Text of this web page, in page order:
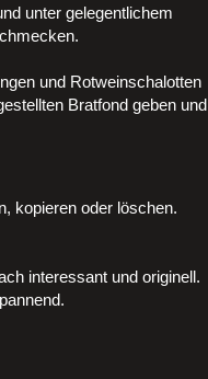
unter gelegentlichem
und Rotweinschalotten
Bratfond geben und
kopieren oder löschen.
interessant und originell.